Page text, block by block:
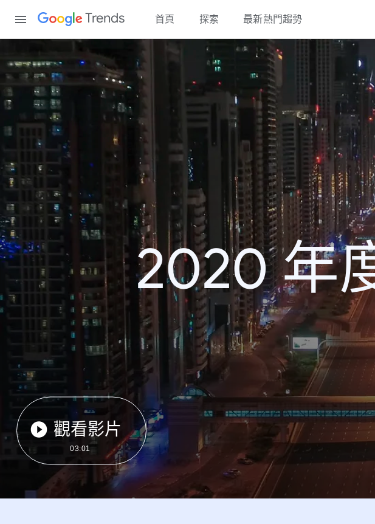
Trends 首頁 探索 最新熱門趨勢
2020 年
觀看影片
03:01